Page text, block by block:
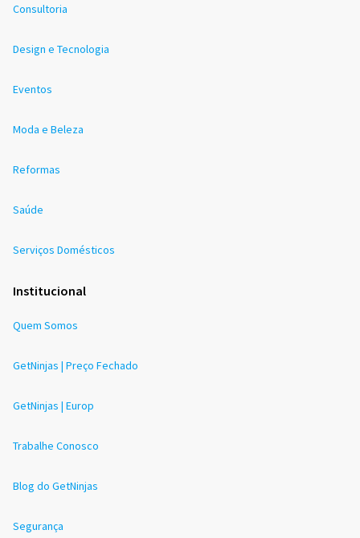
Consultoria
Design e Tecnologia
Eventos
Moda e Beleza
Reformas
Saúde
Serviços Domésticos
Institucional
Quem Somos
GetNinjas | Preço Fechado
GetNinjas | Europ
Trabalhe Conosco
Blog do GetNinjas
Segurança